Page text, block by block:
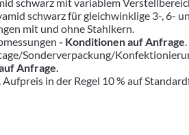
schwarz für gleichwinklige 3-, 6-
mit und ohne Stahlkern.
- Konditionen auf Anfrage.
Sonderverpackung/
Anfrage.
Aufpreis in der Regel 10 % auf